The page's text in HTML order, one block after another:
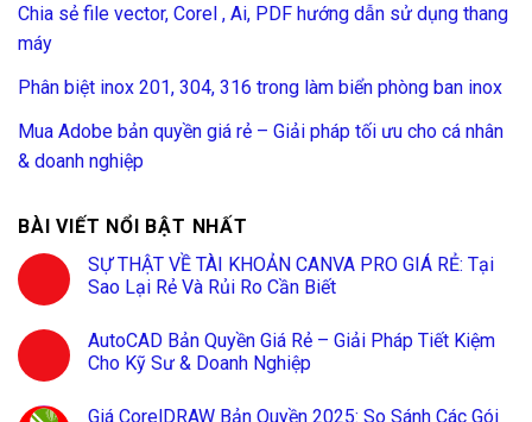
Chia sẻ file vector, Corel , Ai, PDF hướng dẫn sử dụng thang
máy
Phân biệt inox 201, 304, 316 trong làm biển phòng ban inox
Mua Adobe bản quyền giá rẻ – Giải pháp tối ưu cho cá nhân
& doanh nghiệp
BÀI VIẾT NỔI BẬT NHẤT
SỰ THẬT VỀ TÀI KHOẢN CANVA PRO GIÁ RẺ: Tại
Sao Lại Rẻ Và Rủi Ro Cần Biết
AutoCAD Bản Quyền Giá Rẻ – Giải Pháp Tiết Kiệm
Cho Kỹ Sư & Doanh Nghiệp
Giá CorelDRAW Bản Quyền 2025: So Sánh Các Gói